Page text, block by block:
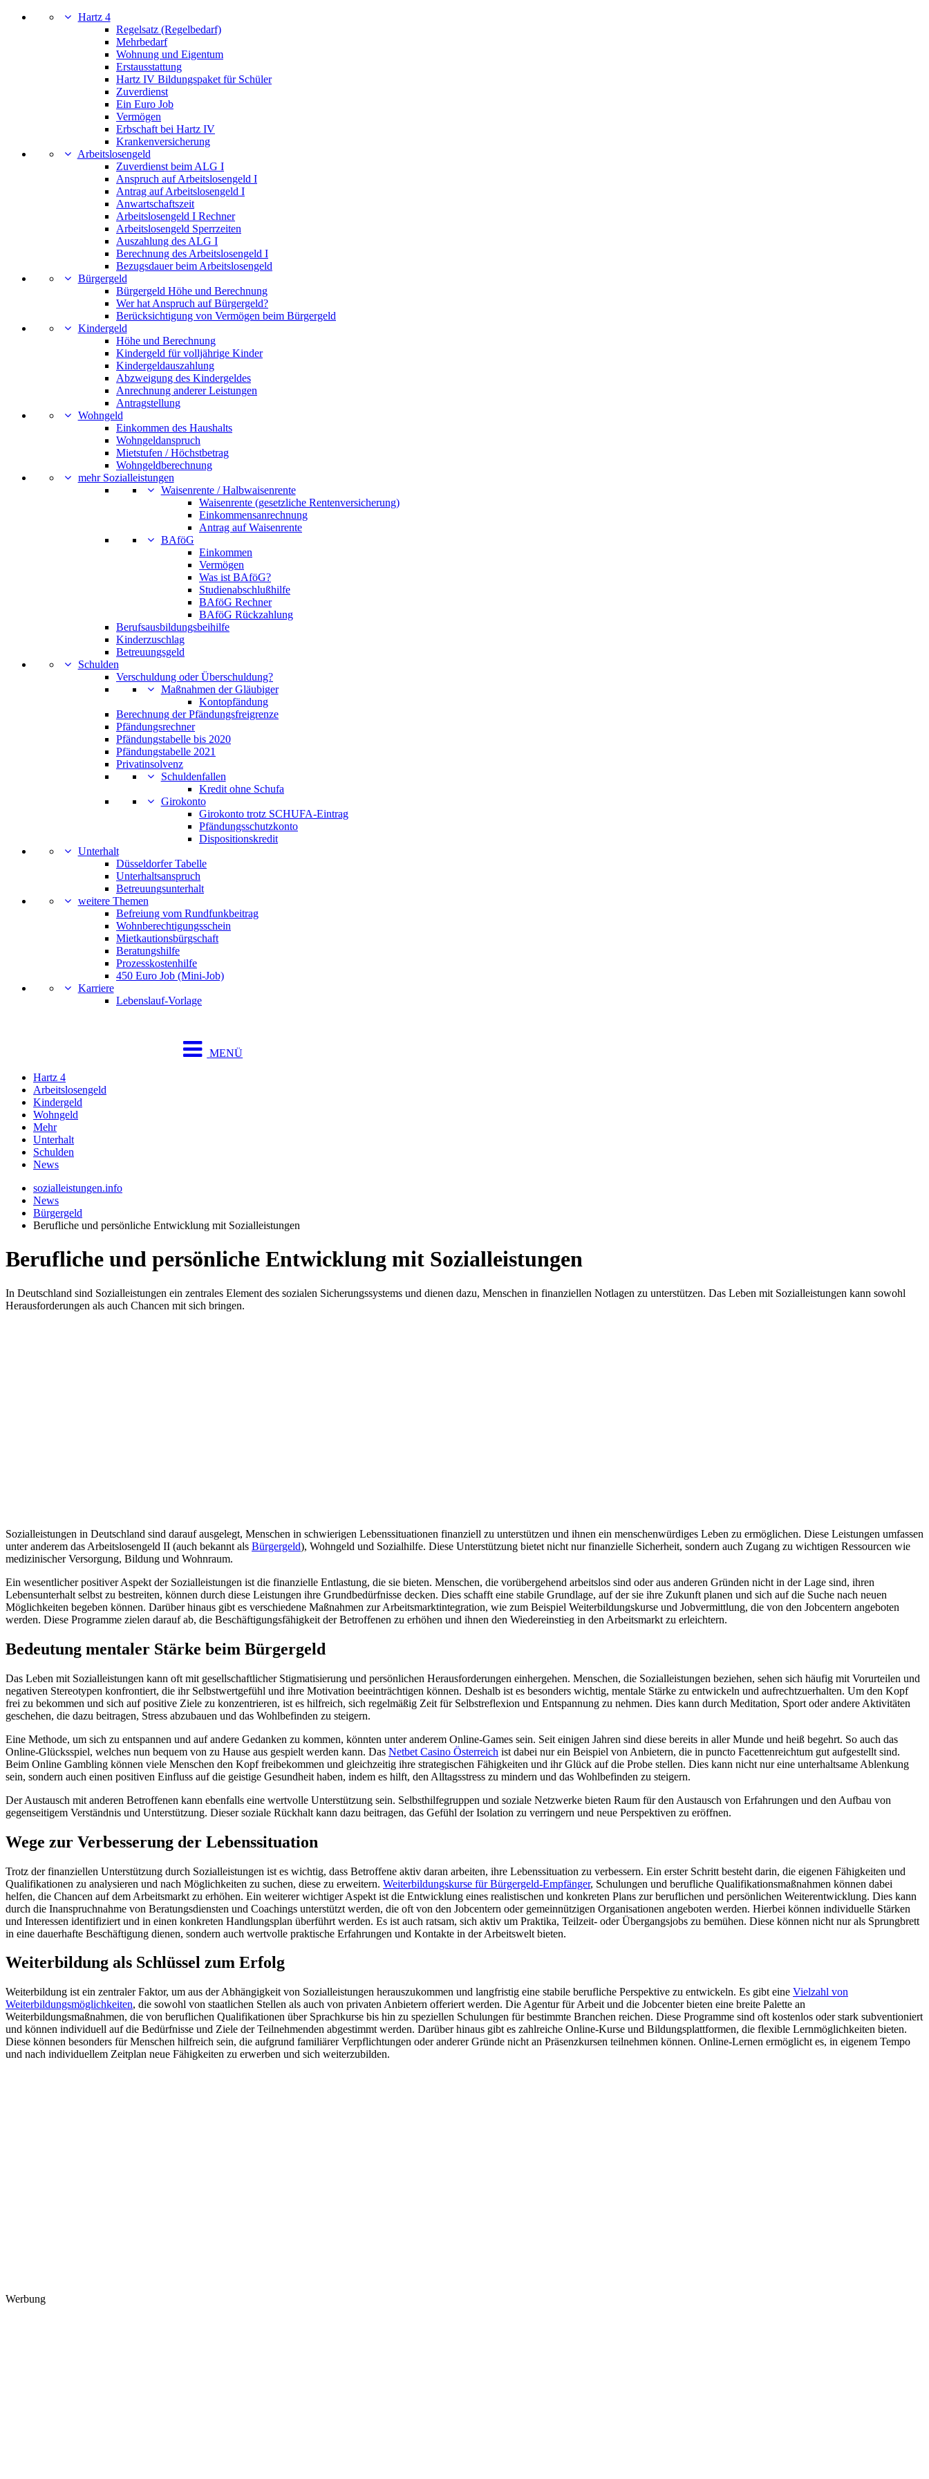
Hartz 4
Regelsatz (Regelbedarf)
Mehrbedarf
Wohnung und Eigentum
Erstausstattung
Hartz IV Bildungspaket für Schüler
Zuverdienst
Ein Euro Job
Vermögen
Erbschaft bei Hartz IV
Krankenversicherung
Arbeitslosengeld
Zuverdienst beim ALG I
Anspruch auf Arbeitslosengeld I
Antrag auf Arbeitslosengeld I
Anwartschaftszeit
Arbeitslosengeld I Rechner
Arbeitslosengeld Sperrzeiten
Auszahlung des ALG I
Berechnung des Arbeitslosengeld I
Bezugsdauer beim Arbeitslosengeld
Bürgergeld
Bürgergeld Höhe und Berechnung
Wer hat Anspruch auf Bürgergeld?
Berücksichtigung von Vermögen beim Bürgergeld
Kindergeld
Höhe und Berechnung
Kindergeld für volljährige Kinder
Kindergeldauszahlung
Abzweigung des Kindergeldes
Anrechnung anderer Leistungen
Antragstellung
Wohngeld
Einkommen des Haushalts
Wohngeldanspruch
Mietstufen / Höchstbetrag
Wohngeldberechnung
mehr Sozialleistungen
Waisenrente / Halbwaisenrente
Waisenrente (gesetzliche Rentenversicherung)
Einkommensanrechnung
Antrag auf Waisenrente
BAföG
Einkommen
Vermögen
Was ist BAföG?
Studienabschlußhilfe
BAföG Rechner
BAföG Rückzahlung
Berufsausbildungsbeihilfe
Kinderzuschlag
Betreuungsgeld
Schulden
Verschuldung oder Überschuldung?
Maßnahmen der Gläubiger
Kontopfändung
Berechnung der Pfändungsfreigrenze
Pfändungsrechner
Pfändungstabelle bis 2020
Pfändungstabelle 2021
Privatinsolvenz
Schuldenfallen
Kredit ohne Schufa
Girokonto
Girokonto trotz SCHUFA-Eintrag
Pfändungsschutzkonto
Dispositionskredit
Unterhalt
Düsseldorfer Tabelle
Unterhaltsanspruch
Betreuungsunterhalt
weitere Themen
Befreiung vom Rundfunkbeitrag
Wohnberechtigungsschein
Mietkautionsbürgschaft
Beratungshilfe
Prozesskostenhilfe
450 Euro Job (Mini-Job)
Karriere
Lebenslauf-Vorlage
MENÜ
Hartz 4
Arbeitslosengeld
Kindergeld
Wohngeld
Mehr
Unterhalt
Schulden
News
sozialleistungen.info
News
Bürgergeld
Berufliche und persönliche Entwicklung mit Sozialleistungen
Berufliche und persönliche Entwicklung mit Sozialleistungen
In Deutschland sind Sozialleistungen ein zentrales Element des sozialen Sicherungssystems und dienen dazu, Menschen in finanziellen Notlagen zu unterstützen. Das Leben mit Sozialleistungen kann sowohl
Herausforderungen als auch Chancen mit sich bringen.
Sozialleistungen in Deutschland sind darauf ausgelegt, Menschen in schwierigen Lebenssituationen finanziell zu unterstützen und ihnen ein menschenwürdiges Leben zu ermöglichen. Diese Leistungen umfassen
unter anderem das Arbeitslosengeld II (auch bekannt als Bürgergeld), Wohngeld und Sozialhilfe. Diese Unterstützung bietet nicht nur finanzielle Sicherheit, sondern auch Zugang zu wichtigen Ressourcen wie
medizinischer Versorgung, Bildung und Wohnraum.
Ein wesentlicher positiver Aspekt der Sozialleistungen ist die finanzielle Entlastung, die sie bieten. Menschen, die vorübergehend arbeitslos sind oder aus anderen Gründen nicht in der Lage sind, ihren
Lebensunterhalt selbst zu bestreiten, können durch diese Leistungen ihre Grundbedürfnisse decken. Dies schafft eine stabile Grundlage, auf der sie ihre Zukunft planen und sich auf die Suche nach neuen
Möglichkeiten begeben können. Darüber hinaus gibt es verschiedene Maßnahmen zur Arbeitsmarktintegration, wie zum Beispiel Weiterbildungskurse und Jobvermittlung, die von den Jobcentern angeboten
werden. Diese Programme zielen darauf ab, die Beschäftigungsfähigkeit der Betroffenen zu erhöhen und ihnen den Wiedereinstieg in den Arbeitsmarkt zu erleichtern.
Bedeutung mentaler Stärke beim Bürgergeld
Das Leben mit Sozialleistungen kann oft mit gesellschaftlicher Stigmatisierung und persönlichen Herausforderungen einhergehen. Menschen, die Sozialleistungen beziehen, sehen sich häufig mit Vorurteilen und
negativen Stereotypen konfrontiert, die ihr Selbstwertgefühl und ihre Motivation beeinträchtigen können. Deshalb ist es besonders wichtig, mentale Stärke zu entwickeln und aufrechtzuerhalten. Um den Kopf
frei zu bekommen und sich auf positive Ziele zu konzentrieren, ist es hilfreich, sich regelmäßig Zeit für Selbstreflexion und Entspannung zu nehmen. Dies kann durch Meditation, Sport oder andere Aktivitäten
geschehen, die dazu beitragen, Stress abzubauen und das Wohlbefinden zu steigern.
Eine Methode, um sich zu entspannen und auf andere Gedanken zu kommen, könnten unter anderem Online-Games sein. Seit einigen Jahren sind diese bereits in aller Munde und heiß begehrt. So auch das
Online-Glücksspiel, welches nun bequem von zu Hause aus gespielt werden kann. Das Netbet Casino Österreich ist dabei nur ein Beispiel von Anbietern, die in puncto Facettenreichtum gut aufgestellt sind.
Beim Online Gambling können viele Menschen den Kopf freibekommen und gleichzeitig ihre strategischen Fähigkeiten und ihr Glück auf die Probe stellen. Dies kann nicht nur eine unterhaltsame Ablenkung
sein, sondern auch einen positiven Einfluss auf die geistige Gesundheit haben, indem es hilft, den Alltagsstress zu mindern und das Wohlbefinden zu steigern.
Der Austausch mit anderen Betroffenen kann ebenfalls eine wertvolle Unterstützung sein. Selbsthilfegruppen und soziale Netzwerke bieten Raum für den Austausch von Erfahrungen und den Aufbau von
gegenseitigem Verständnis und Unterstützung. Dieser soziale Rückhalt kann dazu beitragen, das Gefühl der Isolation zu verringern und neue Perspektiven zu eröffnen.
Wege zur Verbesserung der Lebenssituation
Trotz der finanziellen Unterstützung durch Sozialleistungen ist es wichtig, dass Betroffene aktiv daran arbeiten, ihre Lebenssituation zu verbessern. Ein erster Schritt besteht darin, die eigenen Fähigkeiten und
Qualifikationen zu analysieren und nach Möglichkeiten zu suchen, diese zu erweitern. Weiterbildungskurse für Bürgergeld-Empfänger, Schulungen und berufliche Qualifikationsmaßnahmen können dabei
helfen, die Chancen auf dem Arbeitsmarkt zu erhöhen. Ein weiterer wichtiger Aspekt ist die Entwicklung eines realistischen und konkreten Plans zur beruflichen und persönlichen Weiterentwicklung. Dies kann
durch die Inanspruchnahme von Beratungsdiensten und Coachings unterstützt werden, die oft von den Jobcentern oder gemeinnützigen Organisationen angeboten werden. Hierbei können individuelle Stärken
und Interessen identifiziert und in einen konkreten Handlungsplan überführt werden. Es ist auch ratsam, sich aktiv um Praktika, Teilzeit- oder Übergangsjobs zu bemühen. Diese können nicht nur als Sprungbrett
in eine dauerhafte Beschäftigung dienen, sondern auch wertvolle praktische Erfahrungen und Kontakte in der Arbeitswelt bieten.
Weiterbildung als Schlüssel zum Erfolg
Weiterbildung ist ein zentraler Faktor, um aus der Abhängigkeit von Sozialleistungen herauszukommen und langfristig eine stabile berufliche Perspektive zu entwickeln. Es gibt eine Vielzahl von
Weiterbildungsmöglichkeiten, die sowohl von staatlichen Stellen als auch von privaten Anbietern offeriert werden. Die Agentur für Arbeit und die Jobcenter bieten eine breite Palette an
Weiterbildungsmaßnahmen, die von beruflichen Qualifikationen über Sprachkurse bis hin zu speziellen Schulungen für bestimmte Branchen reichen. Diese Programme sind oft kostenlos oder stark subventioniert
und können individuell auf die Bedürfnisse und Ziele der Teilnehmenden abgestimmt werden. Darüber hinaus gibt es zahlreiche Online-Kurse und Bildungsplattformen, die flexible Lernmöglichkeiten bieten.
Diese können besonders für Menschen hilfreich sein, die aufgrund familiärer Verpflichtungen oder anderer Gründe nicht an Präsenzkursen teilnehmen können. Online-Lernen ermöglicht es, in eigenem Tempo
und nach individuellem Zeitplan neue Fähigkeiten zu erwerben und sich weiterzubilden.
Werbung